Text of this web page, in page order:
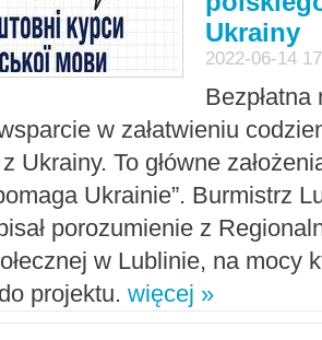
Ukrainy
2022-06-14
w załatwieniu
Ukrainy. To główne
Ukrainie”. Burmistrz
porozumienie z
w Lublinie, na mocy
projektu. więcej »